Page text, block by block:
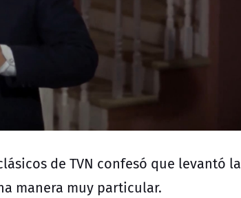
de TVN confesó que levantó la
manera muy particular.